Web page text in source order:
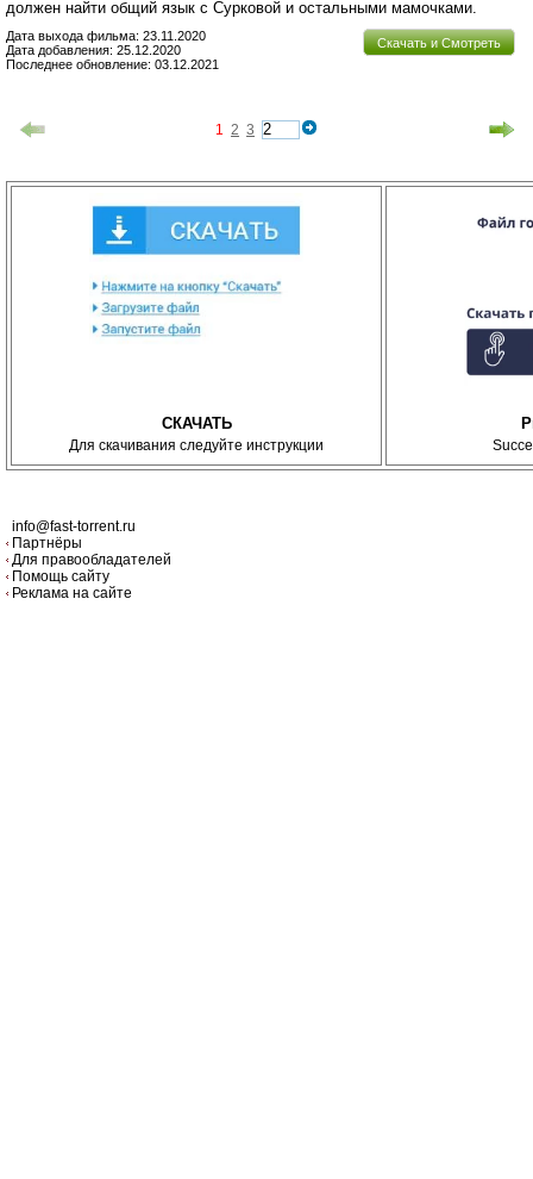
должен найти общий язык с Сурковой и остальными мамочками.
Скачать и Смотреть
Дата выхода фильма: 23.11.2020
Дата добавления: 25.12.2020
Последнее обновление: 03.12.2021
1 2 3
СКАЧАТЬ
Для скачивания следуйте инструкции
info@fast-torrent.ru
Партнёры
Для правообладателей
Помощь сайту
Реклама на сайте